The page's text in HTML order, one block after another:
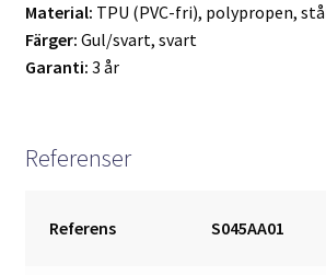
Material: TPU (PVC-fri), polypropen,
Färger: Gul/svart, svart
Garanti: 3 år
Referenser
Referens S045AA01